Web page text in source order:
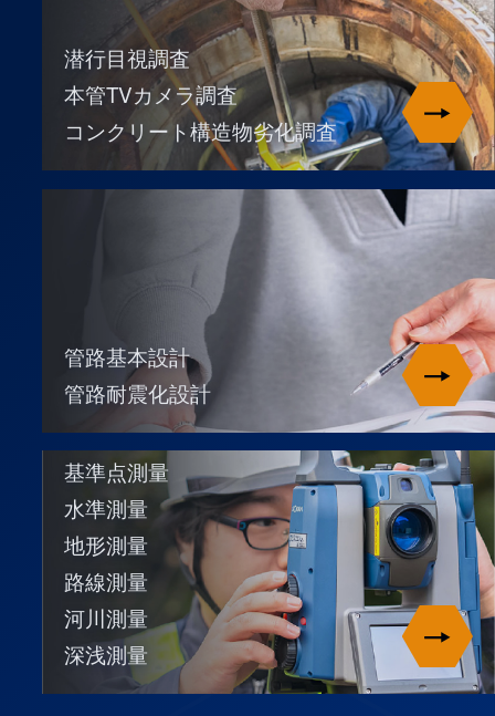
潜行目視調査
本管TVカメラ調査
コンクリート構造物劣化調査
管路基本設計
管路耐震化設計
基準点測量
水準測量
地形測量
路線測量
河川測量
深浅測量